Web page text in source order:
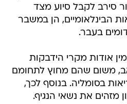
סירב לקבל סיוע מצד
הבינלאומיים, הן במשבר
בעבר.
אודות מקרי הידבקות
משום שהם מחוץ לתחומם
בסומליה. בנוסף לכך,
מזהים את נשאי הנגיף.